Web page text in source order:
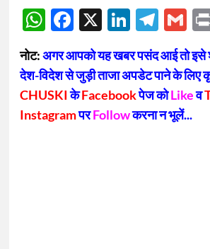
WhatsApp
Facebook
X
नोट:अगर आपको यह खबर पसंद आई तो इसे
देश-विदेश से जुड़ी ताजा अपडेट पाने के लिए
CHUSKIकेFacebookपेज कोLikeव
InstagramपरFollowकरना न भूलें...